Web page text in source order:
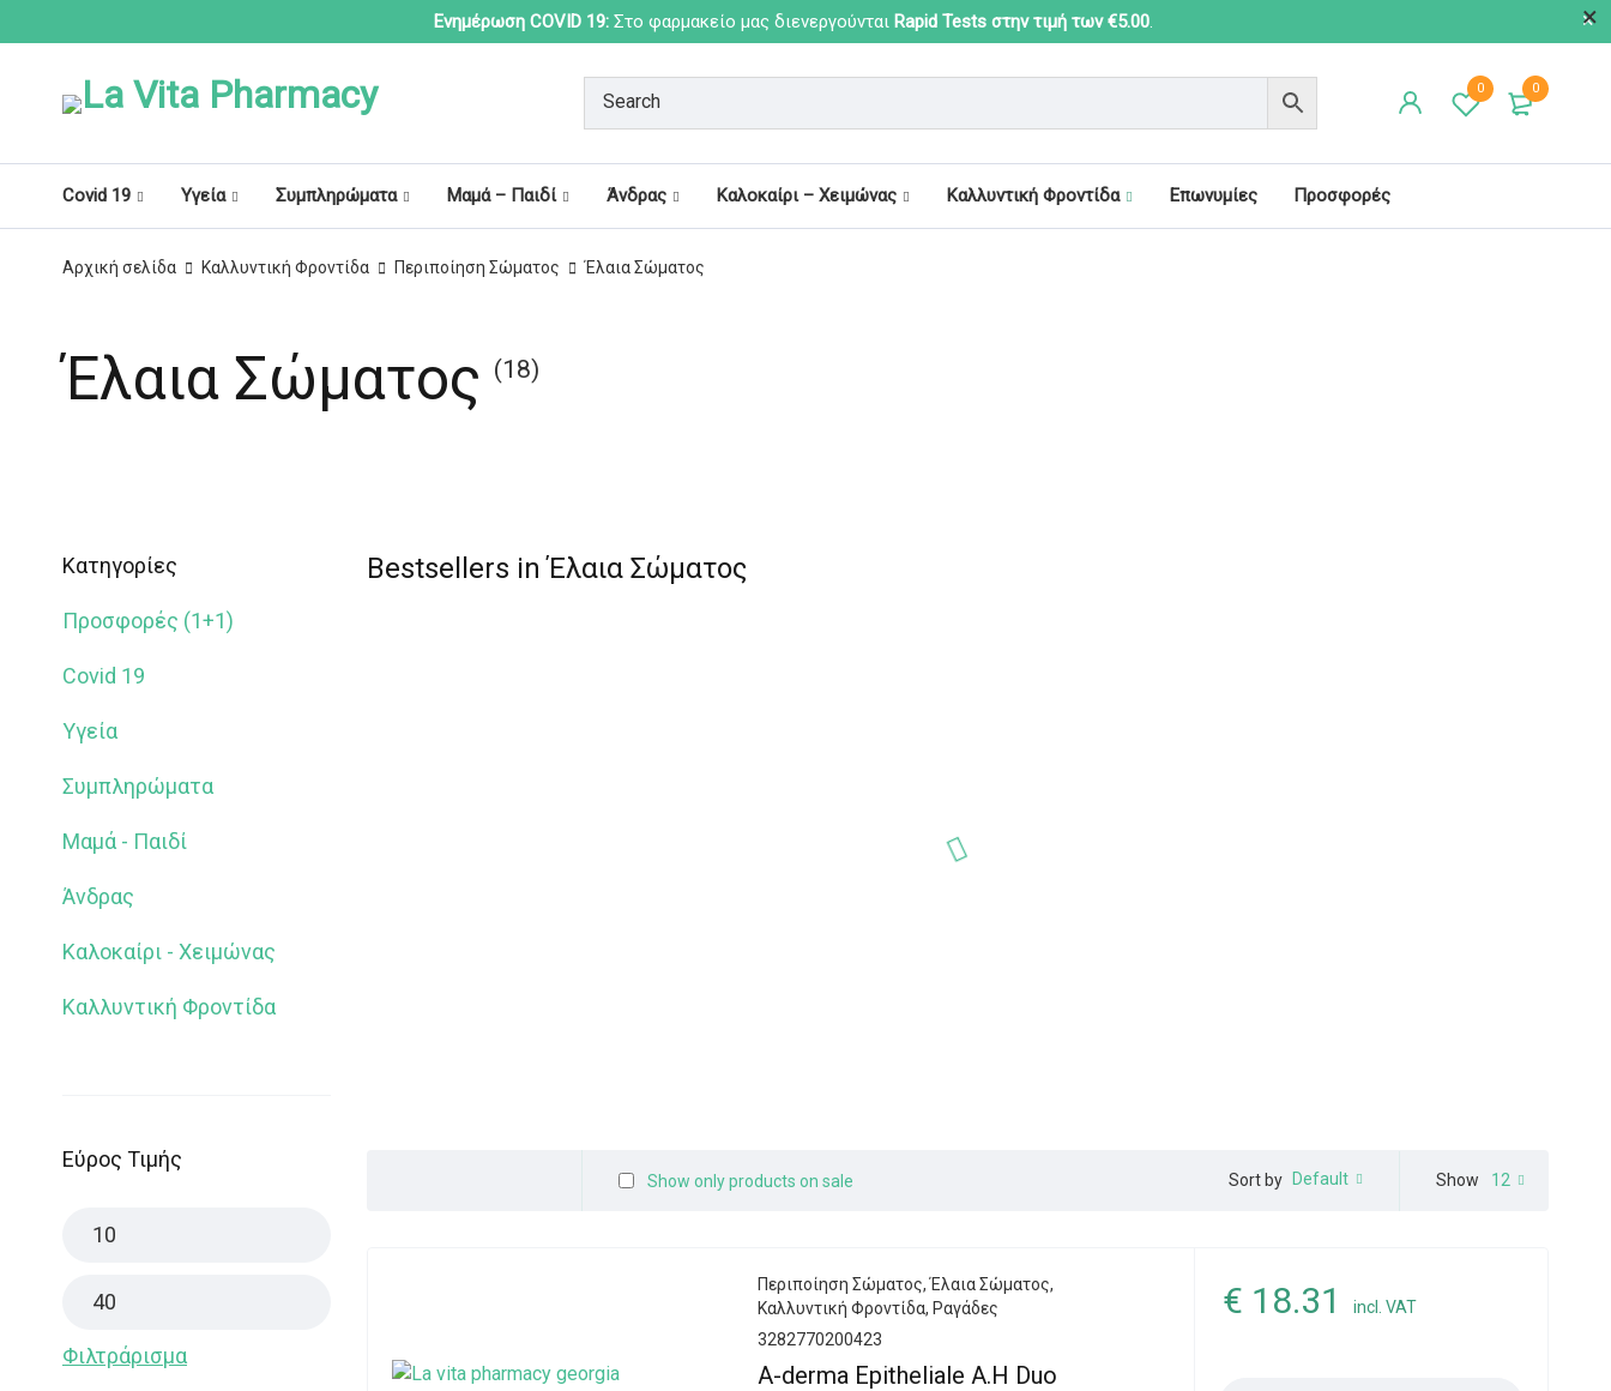
Ενημέρωση COVID 19: Στο φαρμακείο μας διενεργούνται Rapid Tests στην τιμή των €5.00.
0
0
Covid 19 Υγεία Συμπληρώματα Μαμά – Παιδί Άνδρας Καλοκαίρι – Χειμώνας Καλλυντική Φροντίδα Επωνυμίες Προσφορές
Αρχική σελίδα Καλλυντική Φροντίδα Περιποίηση Σώματος Έλαια Σώματος
Έλαια Σώματος (18)
Κατηγορίες
Προσφορές (1+1)
Covid 19
Υγεία
Συμπληρώματα
Μαμά - Παιδί
Άνδρας
Καλοκαίρι - Χειμώνας
Καλλυντική Φροντίδα
Εύρος Τιμής
Φιλτράρισμα
Bestsellers in Έλαια Σώματος
Sort by Default
Show only products on sale Show 12
Περιποίηση Σώματος,Έλαια Σώματος,
Καλλυντική Φροντίδα, Ραγάδες
3282770200423
A-derma Epitheliale A.H Duo
€ 18.31 incl. VAT